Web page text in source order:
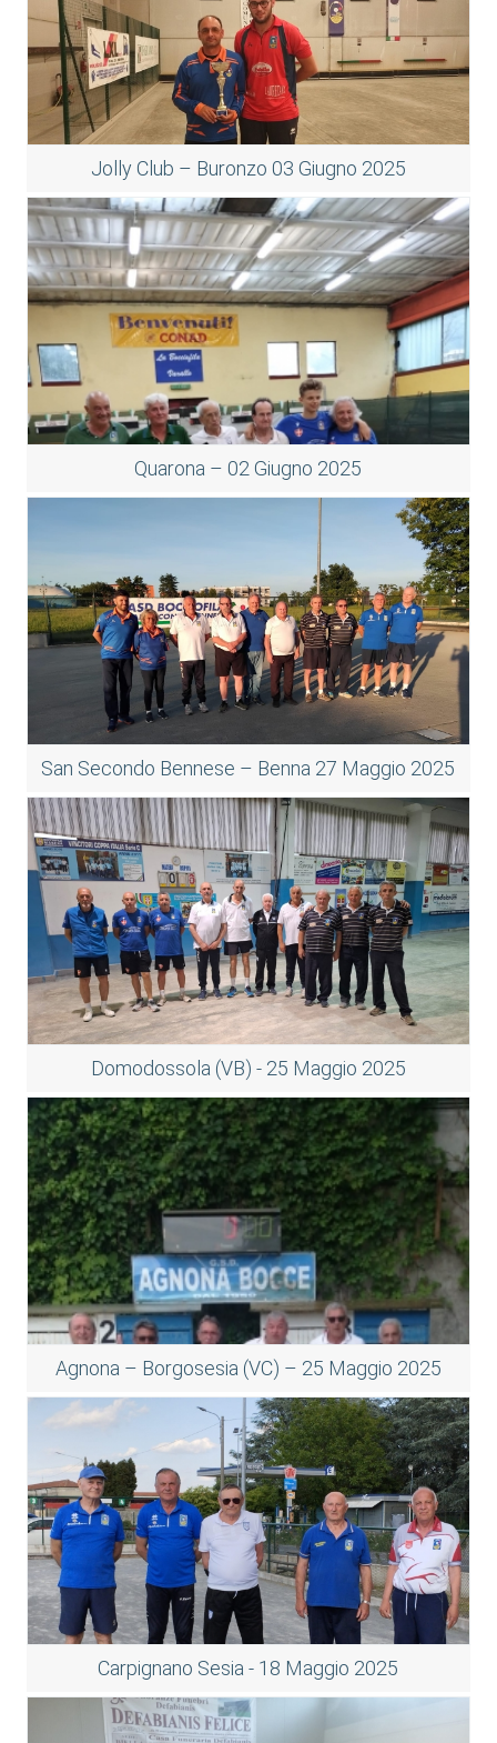
Jolly Club – Buronzo 03 Giugno 2025
Quarona – 02 Giugno 2025
San Secondo Bennese – Benna 27 Maggio 2025
Domodossola (VB) - 25 Maggio 2025
Agnona – Borgosesia (VC) – 25 Maggio 2025
Carpignano Sesia - 18 Maggio 2025